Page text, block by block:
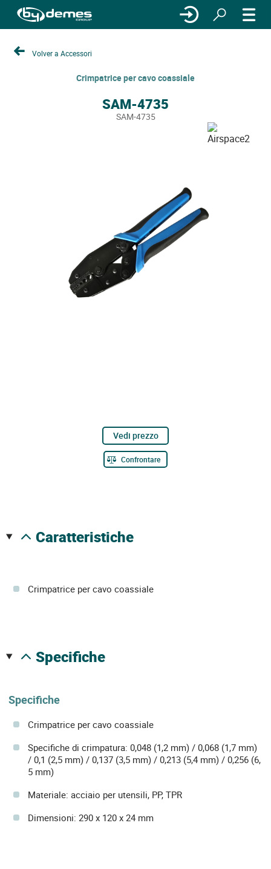
Volver a Accessori
Crimpatrice per cavo coassiale
SAM-4735
SAM-4735
Vedi prezzo
Confrontare
caratteristiche
Crimpatrice per cavo coassiale
specifiche
Specifiche
Crimpatrice per cavo coassiale
Specifiche di crimpatura: 0,048 (1,2 mm) / 0,068 (1,7 mm)
/ 0,1 (2,5 mm) / 0,137 (3,5 mm) / 0,213 (5,4 mm) / 0,256 (6,
5 mm)
Materiale: acciaio per utensili, PP, TPR
Dimensioni: 290 x 120 x 24 mm